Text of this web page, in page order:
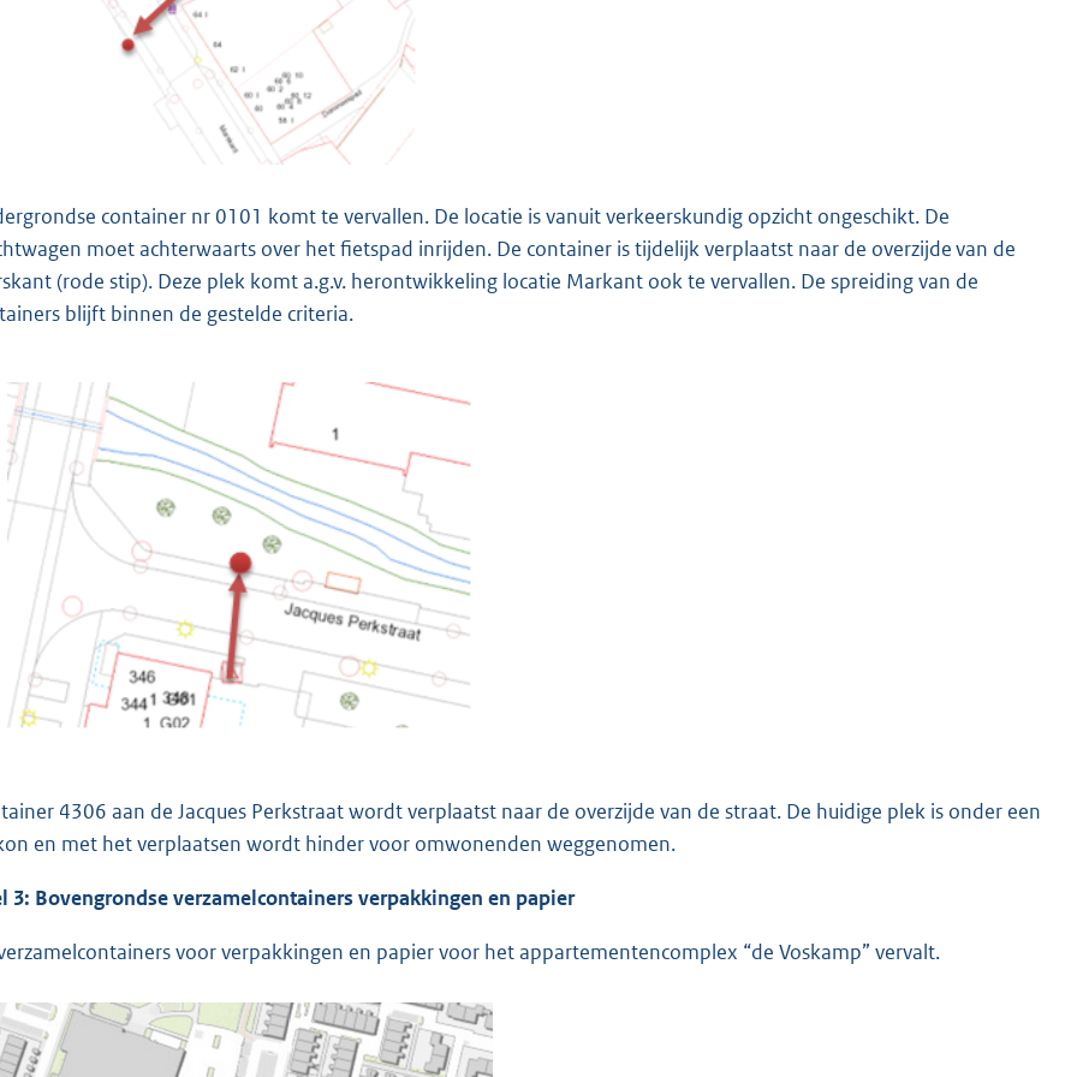
container nr 0101 komt te vervallen. De locatie is vanuit verkeerskundig opzicht ongeschikt. De
moet achterwaarts over het fietspad inrijden. De container is tijdelijk verplaatst naar de overzijde van de
(rode stip). Deze plek komt a.g.v. herontwikkeling locatie Markant ook te vervallen. De spreiding van de
blijft binnen de gestelde criteria.
4306 aan de Jacques Perkstraat wordt verplaatst naar de overzijde van de straat. De huidige plek is onder een
en met het verplaatsen wordt hinder voor omwonenden weggenomen.
3: Bovengrondse verzamelcontainers verpakkingen en papier
voor verpakkingen en papier voor het appartementencomplex “de Voskamp” vervalt.